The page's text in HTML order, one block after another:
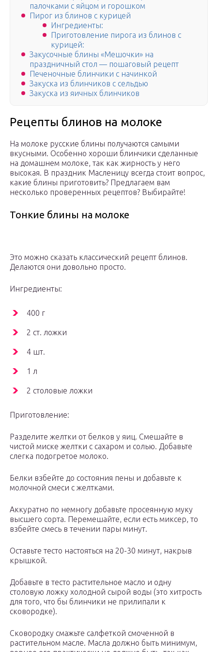
палочками с яйцом и горошком
Пирог из блинов с курицей
Ингредиенты:
Приготовление пирога из блинов с
курицей:
Закусочные блины «Мешочки» на
праздничный стол — пошаговый рецепт
Печеночные блинчики с начинкой
Закуска из блинчиков с сельдью
Закуска из яичных блинчиков
Рецепты блинов на молоке
На молоке русские блины получаются самыми
вкусными. Особенно хороши блинчики сделанные
на домашнем молоке, так как жирность у него
высокая. В праздник Масленицу всегда стоит вопрос,
какие блины приготовить? Предлагаем вам
несколько проверенных рецептов? Выбирайте!
Тонкие блины на молоке
Это можно сказать классический рецепт блинов.
Делаются они довольно просто.
Ингредиенты:
400 г
2 ст. ложки
4 шт.
1 л
2 столовые ложки
Приготовление:
Разделите желтки от белков у яиц. Смешайте в
чистой миске желтки с сахаром и солью. Добавьте
слегка подогретое молоко.
Белки взбейте до состояния пены и добавьте к
молочной смеси с желтками.
Аккуратно по немногу добавьте просеянную муку
высшего сорта. Перемешайте, если есть миксер, то
взбейте смесь в течении пары минут.
Оставьте тесто настояться на 20-30 минут, накрыв
крышкой.
Добавьте в тесто растительное масло и одну
столовую ложку холодной сырой воды (это хитрость
для того, что бы блинчики не прилипали к
сковородке).
Сковородку смажьте салфеткой смоченной в
растительном масле. Масла должно быть минимум,